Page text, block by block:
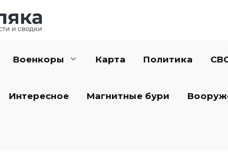
Военкоры Карта Политика
Интересное Магнитные бури